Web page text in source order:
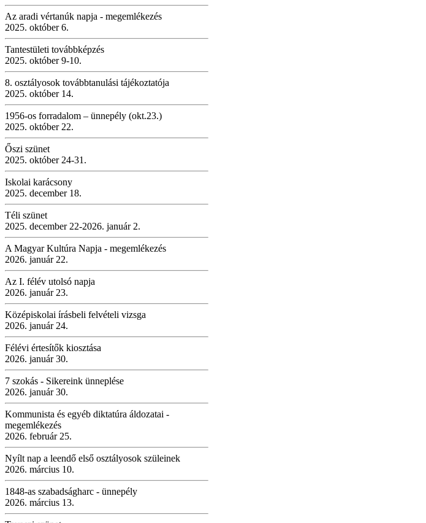
Az aradi vértanúk napja - megemlékezés
2025. október 6.
Tantestületi továbbképzés
2025. október 9-10.
8. osztályosok továbbtanulási tájékoztatója
2025. október 14.
1956-os forradalom – ünnepély (okt.23.)
2025. október 22.
Őszi szünet
2025. október 24-31.
Iskolai karácsony
2025. december 18.
Téli szünet
2025. december 22-2026. január 2.
A Magyar Kultúra Napja - megemlékezés
2026. január 22.
Az I. félév utolsó napja
2026. január 23.
Középiskolai írásbeli felvételi vizsga
2026. január 24.
Félévi értesítők kiosztása
2026. január 30.
7 szokás - Sikereink ünneplése
2026. január 30.
Kommunista és egyéb diktatúra áldozatai -
megemlékezés
2026. február 25.
Nyílt nap a leendő első osztályosok szüleinek
2026. március 10.
1848-as szabadságharc - ünnepély
2026. március 13.